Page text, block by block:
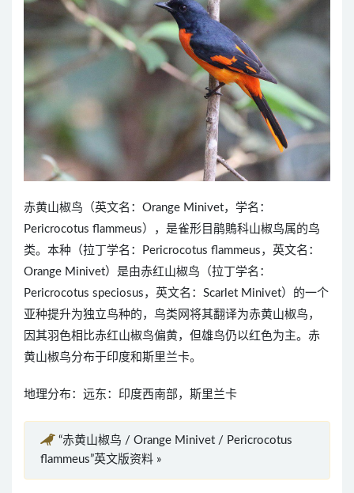
赤黄山椒鸟（英文名：Orange Minivet，学名：
Pericrocotus flammeus），是雀形目鹃鵙科山椒鸟属的鸟
类。本种（拉丁学名：Pericrocotus flammeus，英文名：
Orange Minivet）是由赤红山椒鸟（拉丁学名：
Pericrocotus speciosus，英文名：Scarlet Minivet）的一个
亚种提升为独立鸟种的，鸟类网将其翻译为赤黄山椒鸟，
因其羽色相比赤红山椒鸟偏黄，但雄鸟仍以红色为主。赤
黄山椒鸟分布于印度和斯里兰卡。
地理分布：远东：印度西南部，斯里兰卡
“赤黄山椒鸟 / Orange Minivet / Pericrocotus
flammeus”英文版资料 »